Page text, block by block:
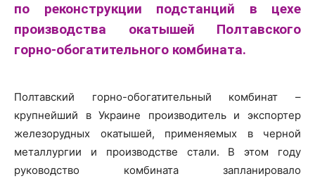
по реконструкции подстанций в цехе
производства окатышей Полтавского
горно-обогатительного комбината.
Полтавский горно-обогатительный комбинат –
крупнейший в Украине производитель и экспортер
железорудных окатышей, применяемых в черной
металлургии и производстве стали. В этом году
руководство комбината запланировало